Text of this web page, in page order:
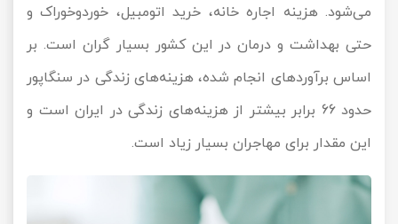
می‌شود. هزینه اجاره خانه، خرید اتومبیل، خوردوخوراک و
حتی بهداشت و درمان در این کشور بسیار گران است. بر
اساس برآوردهای انجام شده، هزینه‌های زندگی در سنگاپور
حدود 66 برابر بیشتر از هزینه‌های زندگی در ایران است و
این مقدار برای مهاجران بسیار زیاد است.